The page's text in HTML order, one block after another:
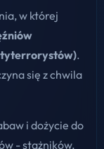
w której
.
się z chwila
i dożycie do
- stażników,